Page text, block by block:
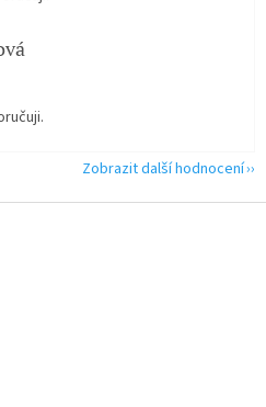
je 5 z 5 hvězdiček.
Zobrazit další hodnocení